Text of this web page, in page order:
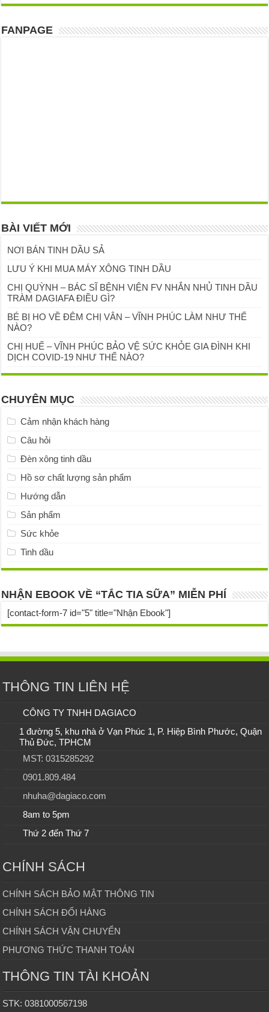
FANPAGE
BÀI VIẾT MỚI
NƠI BÁN TINH DẦU SẢ
LƯU Ý KHI MUA MÁY XÔNG TINH DẦU
CHỊ QUỲNH – BÁC SĨ BỆNH VIỆN FV NHẮN NHỦ TINH DẦU
TRÀM DAGIAFA ĐIỀU GÌ?
BÉ BỊ HO VỀ ĐÊM CHỊ VÂN – VĨNH PHÚC LÀM NHƯ THẾ
NÀO?
CHỊ HUẾ – VĨNH PHÚC BẢO VỆ SỨC KHỎE GIA ĐÌNH KHI
DỊCH COVID-19 NHƯ THẾ NÀO?
CHUYÊN MỤC
Cảm nhận khách hàng
Câu hỏi
Đèn xông tinh dầu
Hồ sơ chất lượng sản phẩm
Hướng dẫn
Sản phẩm
Sức khỏe
Tinh dầu
NHẬN EBOOK VỀ “TẮC TIA SỮA” MIỄN PHÍ
[contact-form-7 id="5" title="Nhận Ebook"]
THÔNG TIN LIÊN HỆ
CÔNG TY TNHH DAGIACO
1 đường 5, khu nhà ở Vạn Phúc 1, P. Hiệp Bình Phước, Quận
Thủ Đức, TPHCM
MST: 0315285292
0901.809.484
nhuha@dagiaco.com
8am to 5pm
Thứ 2 đến Thứ 7
CHÍNH SÁCH
CHÍNH SÁCH BẢO MẬT THÔNG TIN
CHÍNH SÁCH ĐỔI HÀNG
CHÍNH SÁCH VẬN CHUYỂN
PHƯƠNG THỨC THANH TOÁN
THÔNG TIN TÀI KHOẢN
STK: 0381000567198